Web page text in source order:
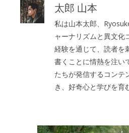
太郎 山本
私は山本太郎、
ャーナリズムと異文化
経験を通じて、読者を
書くことに情熱を注い
たちが発信するコンテ
き、好奇心と学びを育